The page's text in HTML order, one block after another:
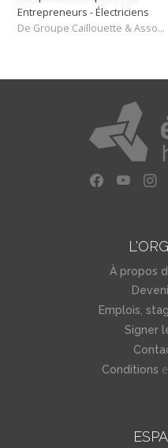
Entrepreneurs - Électriciens
De Groupe Caillouette & Associés inc
À propos
Emplois,
Signer
Conditions